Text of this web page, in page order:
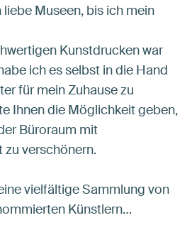
Museen, bis ich mein
Kunstdrucken war
ich es selbst in die Hand
für mein Zuhause zu
Ihnen die Möglichkeit geben,
Büroraum mit
zu verschönern.
vielfältige Sammlung von
Künstlern…